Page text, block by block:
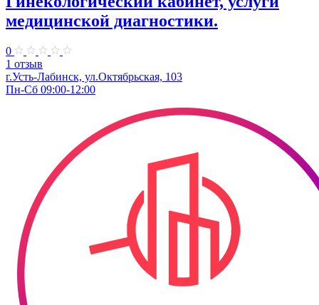
медицинской диагностики.
0
1 отзыв
г.Усть-Лабинск, ул.Октябрьская, 103​
Пн-Сб 09:00-12:00